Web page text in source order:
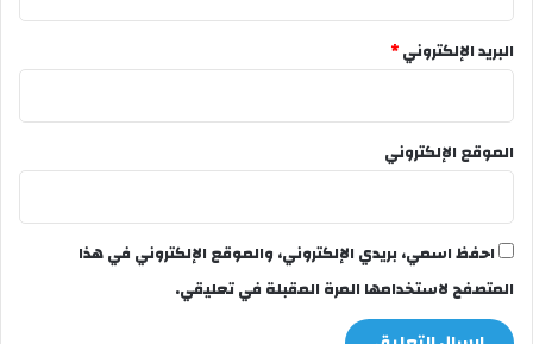
البريد الإلكتروني*
الموقع الإلكتروني
احفظ اسمي، بريدي الإلكتروني، والموقع الإلكتروني في هذا
المتصفح لاستخدامها المرة المقبلة في تعليقي.